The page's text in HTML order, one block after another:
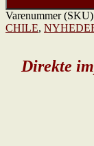
Cabernet
Sauvignon
Varenummer
CHILE,
Direkte